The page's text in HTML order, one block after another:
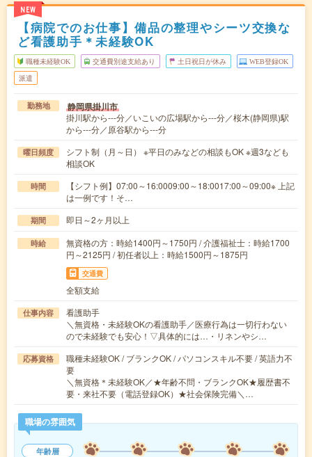
NEW
【病院でのお仕事】備品の整理やシーツ交換な
ど看護助手＊未経験OK
職種未経験OK 交通費別途支給あり 土日祝日が休み WEB登録OK
派遣
勤務地 静岡県掛川市
掛川駅から---分／いこいの広場駅から---分／桜木(静岡県)駅
から---分／原谷駅から---分
曜日頻度
シフト制（月～日） ※平日のみなどの相談もOK ※週3なども
相談OK
時間
【シフト例】07:00～16:0009:00～18:0017:00～09:00※ 上記
は一例です！そ…
期間 即日～2ヶ月以上
時給
無資格の方：時給1400円～1750円 / 介護福祉士：時給1700
円～2125円 / 初任者以上：時給1500円～1875円
交通費
全額支給
仕事内容
看護助手
＼無資格・未経験OKの看護助手／医療行為は一切行わない
ので未経験でも安心！▽具体的には…・リネンやシ…
応募資格
職種未経験OK / ブランクOK / パソコンスキル不要 / 英語力不
要
＼無資格＊未経験OK／★年齢不問・ブランクOK★履歴書不
要・来社不要（電話登録OK）★社会保険完備＼…
職場の雰囲気
年齢層